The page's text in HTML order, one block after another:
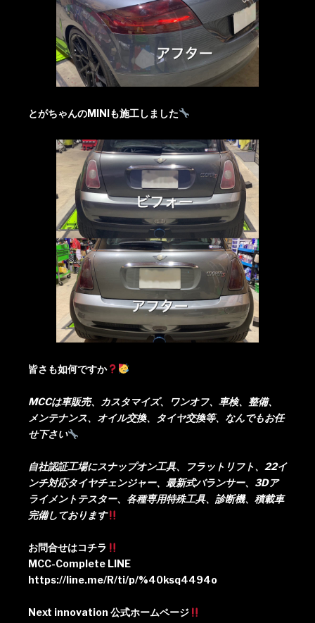
とがちゃんのMINIも施工しました
皆さも如何ですか
MCCは車販売、カスタマイズ、ワンオフ、車検、整備、
メンテナンス、オイル交換、タイヤ交換等、なんでもお任
せ下さい
自社認証工場にスナップオン工具、フラットリフト、22イ
ンチ対応タイヤチェンジャー、最新式バランサー、3Dア
ライメントテスター、各種専用特殊工具、診断機、積載車
完備しております
お問合せはコチラ
MCC-Complete LINE
https://line.me/R/ti/p/%40ksq4494o
Next innovation 公式ホームページ